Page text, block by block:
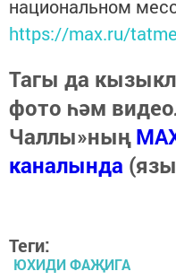
национальном
https://max.ru/
Тагы да
фото һәм
Чаллы»ның
каналында
Теги:
ЮХИДИ ФАҖИГА